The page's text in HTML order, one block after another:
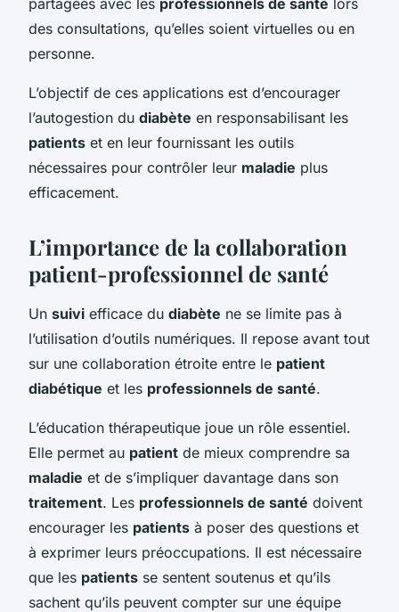
des consultations, qu’elles soient virtuelles ou en
personne.
L’objectif de ces applications est d’encourager
l’autogestion du diabète en responsabilisant les
patients et en leur fournissant les outils
nécessaires pour contrôler leur maladie plus
efficacement.
L’importance de la collaboration
patient-professionnel de santé
Un suivi efficace du diabète ne se limite pas à
l’utilisation d’outils numériques. Il repose avant tout
sur une collaboration étroite entre le patient
diabétique et les professionnels de santé.
L’éducation thérapeutique joue un rôle essentiel.
Elle permet au patient de mieux comprendre sa
maladie et de s’impliquer davantage dans son
traitement. Les professionnels de santé doivent
encourager les patients à poser des questions et
à exprimer leurs préoccupations. Il est nécessaire
que les patients se sentent soutenus et qu’ils
sachent qu’ils peuvent compter sur une équipe